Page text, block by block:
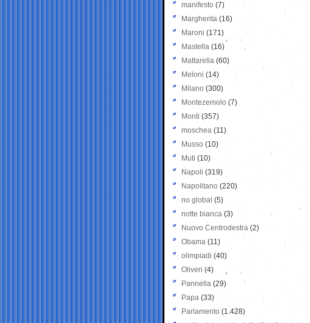
manifesto (7)
Margherita (16)
Maroni (171)
Mastella (16)
Mattarella (60)
Meloni (14)
Milano (300)
Montezemolo (7)
Monti (357)
moschea (11)
Musso (10)
Muti (10)
Napoli (319)
Napolitano (220)
no global (5)
notte bianca (3)
Nuovo Centrodestra (2)
Obama (11)
olimpiadi (40)
Oliveri (4)
Pannella (29)
Papa (33)
Parlamento (1.428)